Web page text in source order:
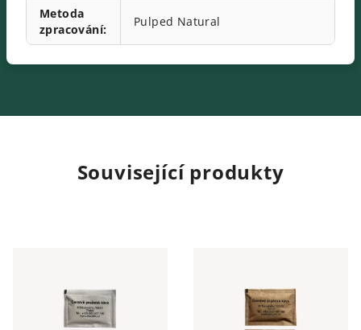
Metoda
zpracování:
Pulped Natural
Související produkty